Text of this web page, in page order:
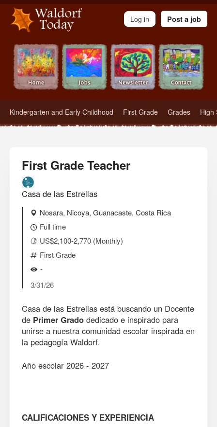
Waldorf Teachers.com - Waldorf Employment in Waldorf Schools
Kindergarten and Early Childhood First Grade Grades High
Log in Post a job
First Grade Teacher
Casa de las Estrellas
Nosara, Nicoya, Guanacaste, Costa Rica
Full time
US$2,100-2,770 (Monthly)
First Grade
-
3/31/26
Casa de las Estrellas está buscando un Docente
de Primer Grado dedicado e inspirado para
unirse a nuestra comunidad escolar inspirada en
la pedagogía Waldorf.
Año escolar 2026 - 2027
CALIFICACIONES Y EXPERIENCIA